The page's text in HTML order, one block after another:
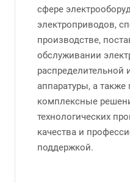
сфере
электроприводов,
производстве,
обслуживании
распределительной
аппаратуры, а
комплексные
технологических
качества и
поддержкой.